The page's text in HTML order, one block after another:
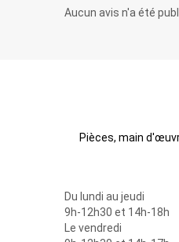
Aucun avis n'a été
Pièces, main
Du lundi au jeudi
9h-12h30 et 14h-18h
Le vendredi